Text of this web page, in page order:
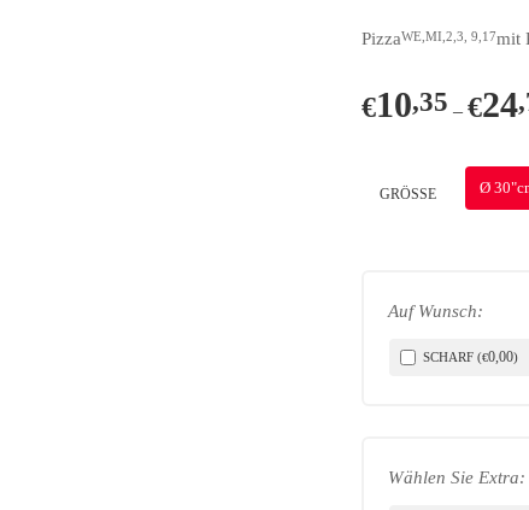
auf dieser Website zu unterstützen, den Zugriff auf Ihr Konto zu
PizzaWE,MI,2,3, 9,17mit
€10,35 – €24
GRÖSSE Ø
Auf Wunsch:
SCHARF (€0,00)
Wählen Sie Extra: